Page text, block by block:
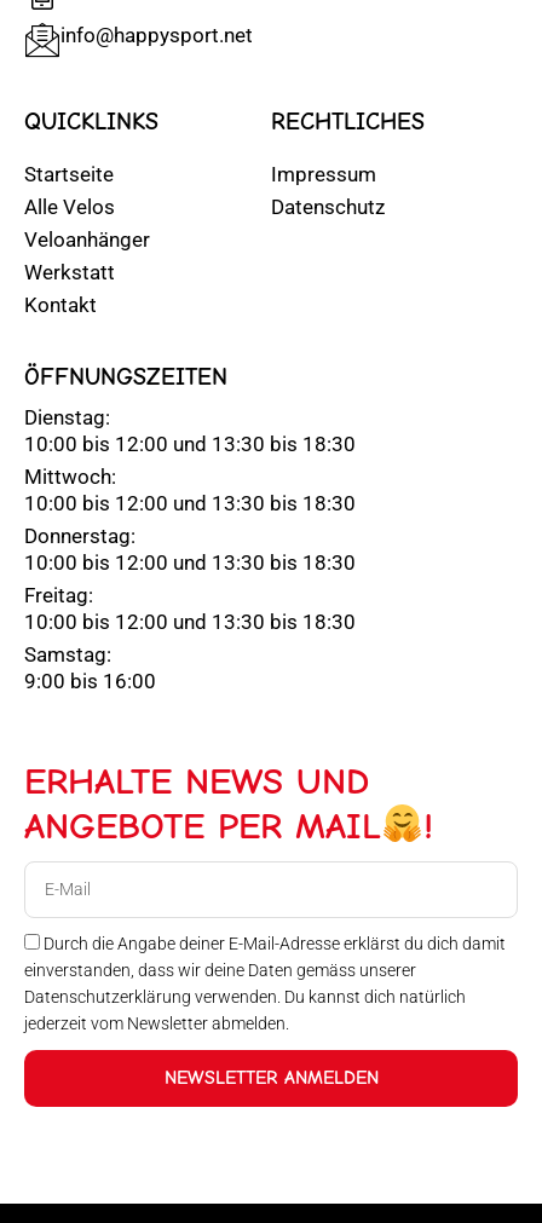
info@happysport.net
QUICKLINKS
Startseite
Alle Velos
Veloanhänger
Werkstatt
Kontakt
RECHTLICHES
Impressum
Datenschutz
ÖFFNUNGSZEITEN
Dienstag:
10:00 bis 12:00 und 13:30 bis 18:30
Mittwoch:
10:00 bis 12:00 und 13:30 bis 18:30
Donnerstag:
10:00 bis 12:00 und 13:30 bis 18:30
Freitag:
10:00 bis 12:00 und 13:30 bis 18:30
Samstag:
9:00 bis 16:00
ERHALTE NEWS UND
ANGEBOTE PER MAIL
!
Durch die Angabe deiner E-Mail-Adresse erklärst du dich damit
einverstanden, dass wir deine Daten gemäss unserer
Datenschutzerklärung verwenden. Du kannst dich natürlich
jederzeit vom Newsletter abmelden.
NEWSLETTER ANMELDEN